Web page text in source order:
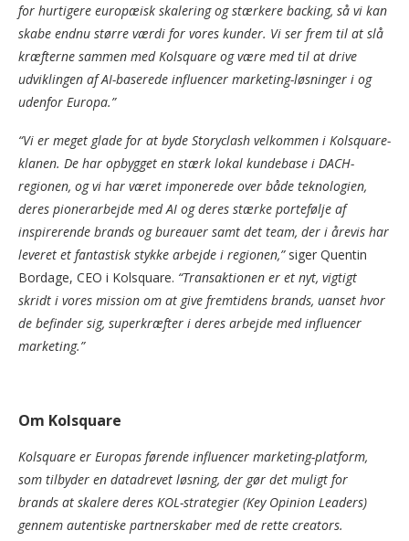
for hurtigere europæisk skalering og stærkere backing, så vi kan
skabe endnu større værdi for vores kunder. Vi ser frem til at slå
kræfterne sammen med Kolsquare og være med til at drive
udviklingen af AI-baserede influencer marketing-løsninger i og
udenfor Europa.”
“Vi er meget glade for at byde Storyclash velkommen i Kolsquare-
klanen. De har opbygget en stærk lokal kundebase i DACH-
regionen, og vi har været imponerede over både teknologien,
deres pionerarbejde med AI og deres stærke portefølje af
inspirerende brands og bureauer samt det team, der i årevis har
leveret et fantastisk stykke arbejde i regionen,” siger Quentin
Bordage, CEO i Kolsquare. “Transaktionen er et nyt, vigtigt
skridt i vores mission om at give fremtidens brands, uanset hvor
de befinder sig, superkræfter i deres arbejde med influencer
marketing.”
Om Kolsquare
Kolsquare er Europas førende influencer marketing-platform,
som tilbyder en datadrevet løsning, der gør det muligt for
brands at skalere deres KOL-strategier (Key Opinion Leaders)
gennem autentiske partnerskaber med de rette creators.